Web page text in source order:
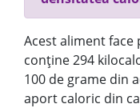
Acest aliment
conține 294
100 de grame din
aport caloric din